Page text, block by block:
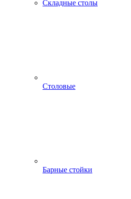
Складные столы
Столовые
Барные стойки